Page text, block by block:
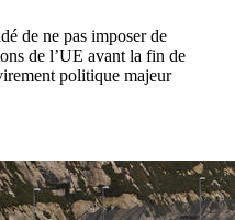
de ne pas imposer de
de l’UE avant la fin de
politique majeur